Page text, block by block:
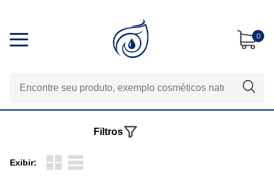
0
Exibir:
Filtros